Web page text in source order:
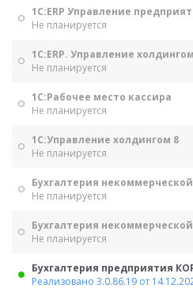
1С:ERP Управление
Не планируется
1С:ERP. Управление холдингом
Не планируется
1С:Рабочее место кассира
Не планируется
1С:Управление холдингом 8
Не планируется
Бухгалтерия
Не планируется
Бухгалтерия
Не планируется
Бухгалтерия предприятия
Реализовано 3.0.86.19 от